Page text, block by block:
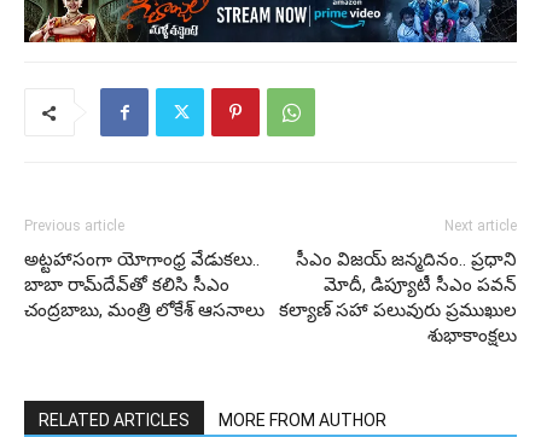
Previous article
అట్టహాసంగా యోగాంధ్ర వేడుకలు..
బాబా రామ్‌దేవ్‌తో కలిసి సీఎం
చంద్రబాబు, మంత్రి లోకేశ్ ఆసనాలు
Next article
సీఎం విజయ్ జన్మదినం.. ప్రధాని
మోదీ, డిప్యూటీ సీఎం పవన్
కల్యాణ్ సహా పలువురు ప్రముఖుల
శుభాకాంక్షలు
RELATED ARTICLES MORE FROM AUTHOR